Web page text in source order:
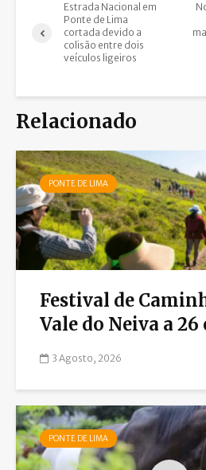
Estrada Nacional em
Ponte de Lima
cortada devido a
colisão entre dois
veículos ligeiros
Relacionado
PONTE DE LIMA
Festival de
Vale do Neiva a 26
3 Agosto, 2026
PONTE DE LIMA